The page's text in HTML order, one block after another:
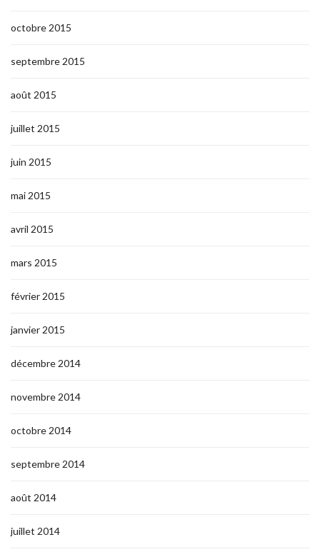
octobre 2015
septembre 2015
août 2015
juillet 2015
juin 2015
mai 2015
avril 2015
mars 2015
février 2015
janvier 2015
décembre 2014
novembre 2014
octobre 2014
septembre 2014
août 2014
juillet 2014